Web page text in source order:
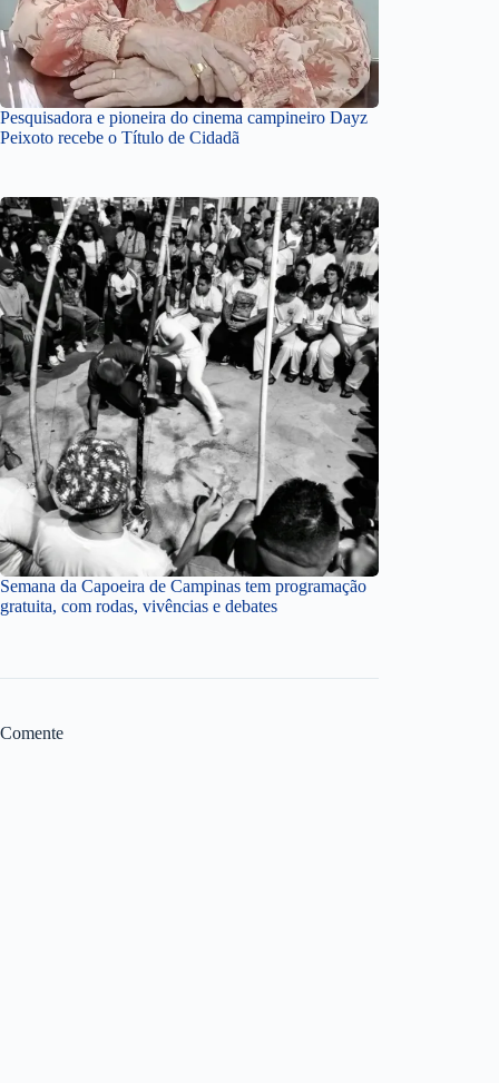
Pesquisadora e pioneira do cinema campineiro Dayz
Peixoto recebe o Título de Cidadã
Semana da Capoeira de Campinas tem programação
gratuita, com rodas, vivências e debates
Comente